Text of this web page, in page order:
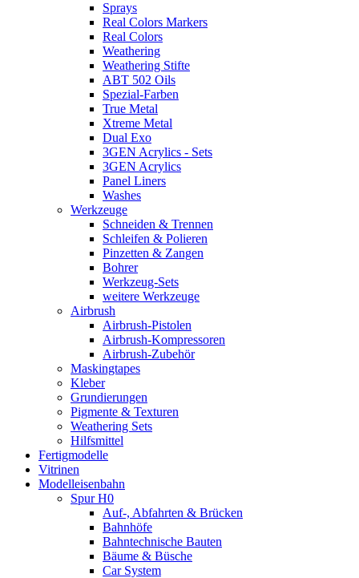
Sprays
Real Colors Markers
Real Colors
Weathering
Weathering Stifte
ABT 502 Oils
Spezial-Farben
True Metal
Xtreme Metal
Dual Exo
3GEN Acrylics - Sets
3GEN Acrylics
Panel Liners
Washes
Werkzeuge
Schneiden & Trennen
Schleifen & Polieren
Pinzetten & Zangen
Bohrer
Werkzeug-Sets
weitere Werkzeuge
Airbrush
Airbrush-Pistolen
Airbrush-Kompressoren
Airbrush-Zubehör
Maskingtapes
Kleber
Grundierungen
Pigmente & Texturen
Weathering Sets
Hilfsmittel
Fertigmodelle
Vitrinen
Modelleisenbahn
Spur H0
Auf-, Abfahrten & Brücken
Bahnhöfe
Bahntechnische Bauten
Bäume & Büsche
Car System